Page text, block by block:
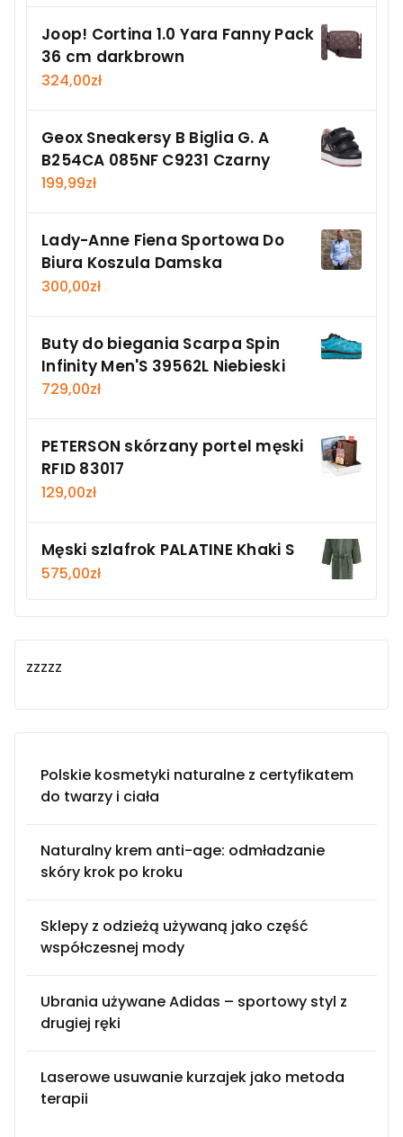
Joop! Cortina 1.0 Yara Fanny Pack
36 cm darkbrown
324,00zł
Geox Sneakersy B Biglia G. A
B254CA 085NF C9231 Czarny
199,99zł
Lady-Anne Fiena Sportowa Do
Biura Koszula Damska
300,00zł
Buty do biegania Scarpa Spin
Infinity Men'S 39562L Niebieski
729,00zł
PETERSON skórzany portel męski
RFID 83017
129,00zł
Męski szlafrok PALATINE Khaki S
575,00zł
zzzzz
Polskie kosmetyki naturalne z certyfikatem
do twarzy i ciała
Naturalny krem anti-age: odmładzanie
skóry krok po kroku
Sklepy z odzieżą używaną jako część
współczesnej mody
Ubrania używane Adidas – sportowy styl z
drugiej ręki
Laserowe usuwanie kurzajek jako metoda
terapii